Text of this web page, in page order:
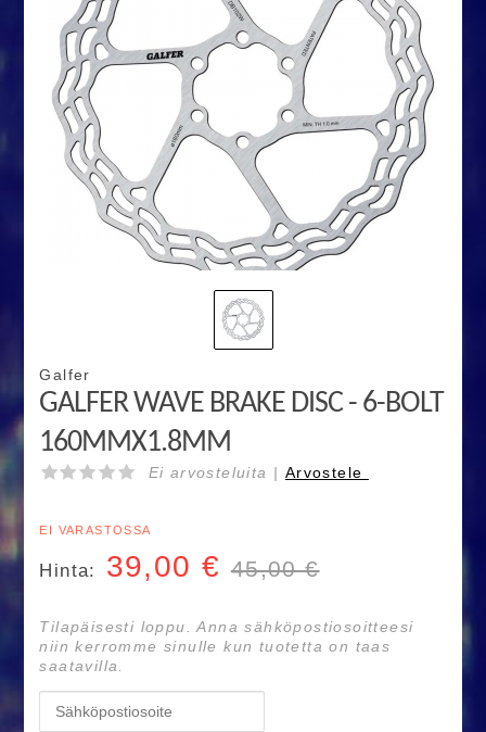
Galfer
GALFER WAVE BRAKE DISC - 6-BOLT
160MMX1.8MM
Ei arvosteluita | Arvostele
EI VARASTOSSA
Hinta: 39,00 € 45,00 €
Tilapäisesti loppu. Anna sähköpostiosoitteesi
niin kerromme sinulle kun tuotetta on taas
saatavilla.